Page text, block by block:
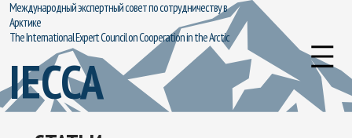
Международный экспертный совет по сотрудничеству в
Арктике
The International Expert Council on Cooperation in the Arctic
IECCA